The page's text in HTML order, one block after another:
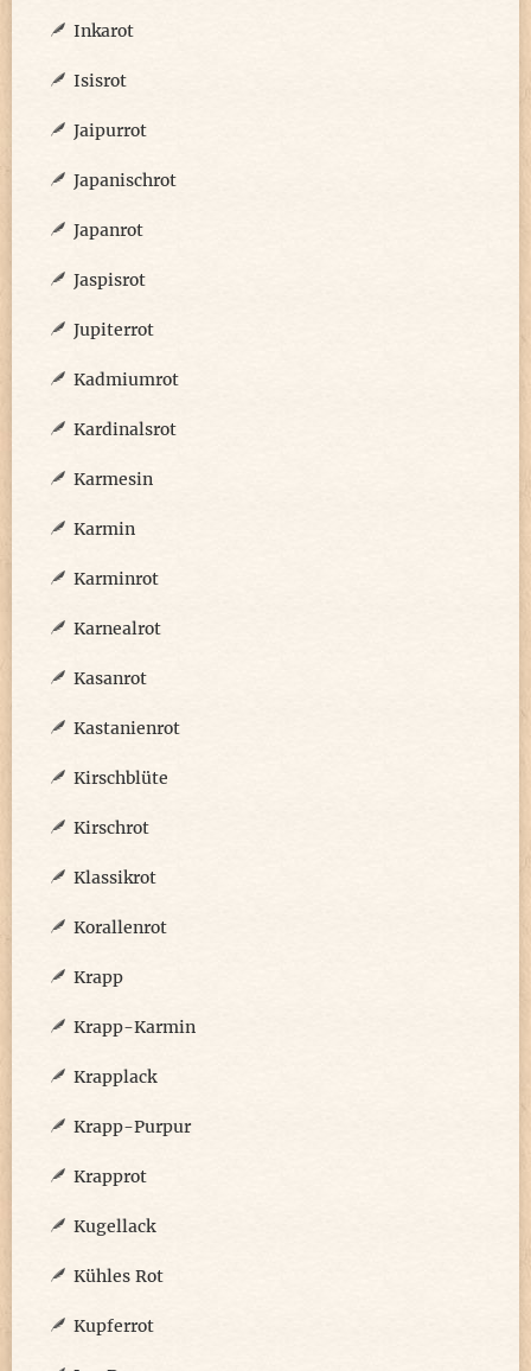
Inkarot
Isisrot
Jaipurrot
Japanischrot
Japanrot
Jaspisrot
Jupiterrot
Kadmiumrot
Kardinalsrot
Karmesin
Karmin
Karminrot
Karnealrot
Kasanrot
Kastanienrot
Kirschblüte
Kirschrot
Klassikrot
Korallenrot
Krapp
Krapp-Karmin
Krapplack
Krapp-Purpur
Krapprot
Kugellack
Kühles Rot
Kupferrot